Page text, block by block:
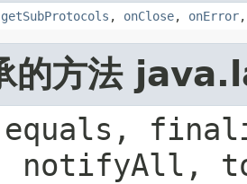
getSubProtocols , onClose, onError
的方法
notifyAll,